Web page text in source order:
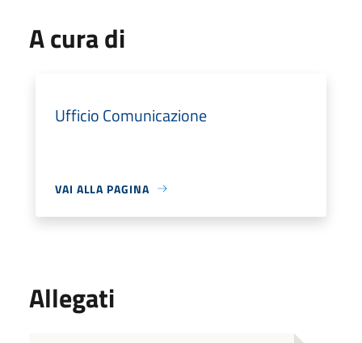
A cura di
Ufficio Comunicazione
VAI ALLA PAGINA
Allegati